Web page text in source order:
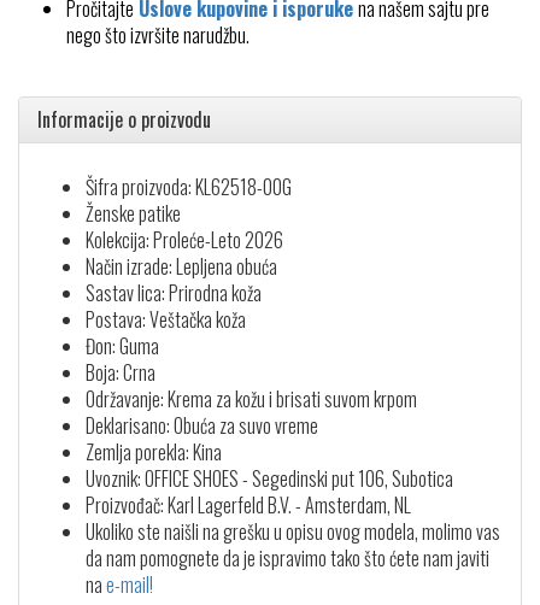
Pročitajte Uslove kupovine i isporukena našem sajtu pre
nego što izvršite narudžbu.
Informacije o proizvodu
Šifra proizvoda: KL62518-00G
Ženske patike
Kolekcija: Proleće-Leto 2026
Način izrade: Lepljena obuća
Sastav lica: Prirodna koža
Postava: Veštačka koža
Đon: Guma
Boja: Crna
Održavanje: Krema za kožu i brisati suvom krpom
Deklarisano: Obuća za suvo vreme
Zemlja porekla: Kina
Uvoznik: OFFICE SHOES - Segedinski put 106, Subotica
Proizvođač: Karl Lagerfeld B.V. - Amsterdam, NL
Ukoliko ste naišli na grešku u opisu ovog modela, molimo vas
da nam pomognete da je ispravimo tako što ćete nam javiti
nae-mail!